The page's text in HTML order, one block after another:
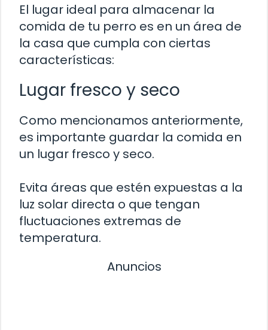
El lugar ideal para almacenar la
comida de tu perro es en un área de
la casa que cumpla con ciertas
características:
Lugar fresco y seco
Como mencionamos anteriormente,
es importante guardar la comida en
un lugar fresco y seco.
Evita áreas que estén expuestas a la
luz solar directa o que tengan
fluctuaciones extremas de
temperatura.
Anuncios